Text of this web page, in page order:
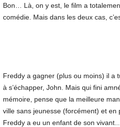
Bon… Là, on y est, le film a
comédie. Mais dans les deux cas,
Freddy a gagner (plus ou moins) il a
à s’échapper, John. Mais qui fini
mémoire, pense que la meilleure
ville sans jeunesse (forcément) et en
Freddy a eu un enfant de son